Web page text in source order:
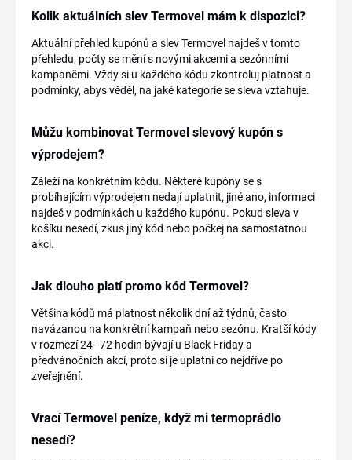
Kolik aktuálních slev Termovel mám k dispozici?
Aktuální přehled kupónů a slev Termovel najdeš v tomto
přehledu, počty se mění s novými akcemi a sezónními
kampaněmi. Vždy si u každého kódu zkontroluj platnost a
podmínky, abys věděl, na jaké kategorie se sleva vztahuje.
Můžu kombinovat Termovel slevový kupón s
výprodejem?
Záleží na konkrétním kódu. Některé kupóny se s
probíhajícím výprodejem nedají uplatnit, jiné ano, informaci
najdeš v podmínkách u každého kupónu. Pokud sleva v
košíku nesedí, zkus jiný kód nebo počkej na samostatnou
akci.
Jak dlouho platí promo kód Termovel?
Většina kódů má platnost několik dní až týdnů, často
navázanou na konkrétní kampaň nebo sezónu. Kratší kódy
v rozmezí 24–72 hodin bývají u Black Friday a
předvánočních akcí, proto si je uplatni co nejdříve po
zveřejnění.
Vrací Termovel peníze, když mi termoprádlo
nesedí?